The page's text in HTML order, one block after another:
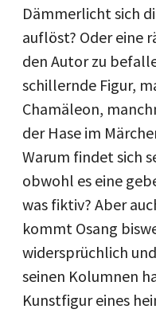
Dämmerlicht sich
auflöst? Oder eine
den Autor zu
schillernde Figur,
Chamäleon,
der Hase im
Warum findet sich
obwohl es eine
was fiktiv? Aber
kommt Osang
widersprüchlich
seinen Kolumnen
Kunstfigur eines